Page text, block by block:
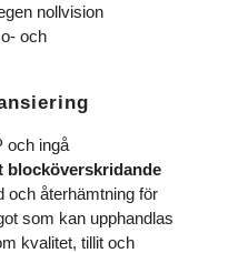
nollvision
och
och ingå
blocköverskridande
och återhämtning för
som kan upphandlas
kvalitet, tillit och